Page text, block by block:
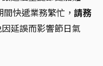
快遞業務繁忙， 請務
因延誤而影響節日氣